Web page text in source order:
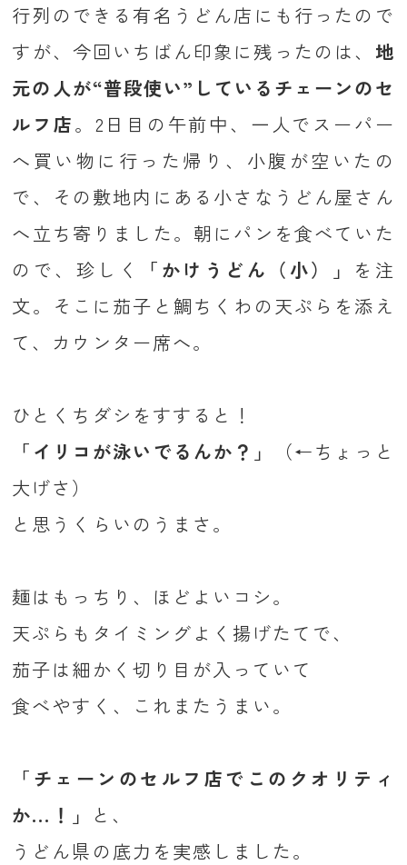
行列のできる有名うどん店にも行ったので
すが、今回いちばん印象に残ったのは、 地
元の人が“普段使い”しているチェーンのセ
ルフ店。2日目の午前中、一人でスーパー
へ買い物に行った帰り、小腹が空いたの
で、その敷地内にある小さなうどん屋さん
へ立ち寄りました。朝にパンを食べていた
ので、珍しく
「かけうどん（小）」
を注
文。そこに茄子と鯛ちくわの天ぷらを添え
て、カウンター席へ。
ひとくちダシをすすると！
「イリコが泳いでるんか？」
（←ちょっと
大げさ）
と思うくらいのうまさ。
麺はもっちり、ほどよいコシ。
天ぷらもタイミングよく揚げたてで、
茄子は細かく切り目が入っていて
食べやすく、これまたうまい。
「チェーンのセルフ店でこのクオリティ
か...！」
と、
うどん県の底力を実感しました。